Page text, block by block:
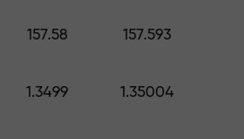
157.58 157.593
1.3499 1.35004